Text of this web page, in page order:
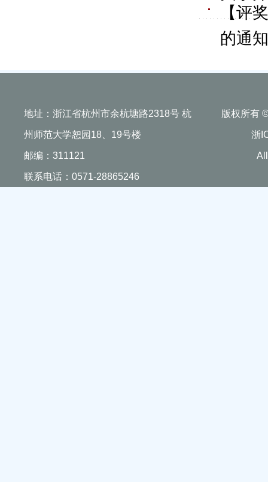
【评
的通知
地址：浙江省杭州市余杭塘路2318号 杭
州师范大学恕园18、19号楼
邮编：311121
联系电话：0571-28865246
版权所有
浙